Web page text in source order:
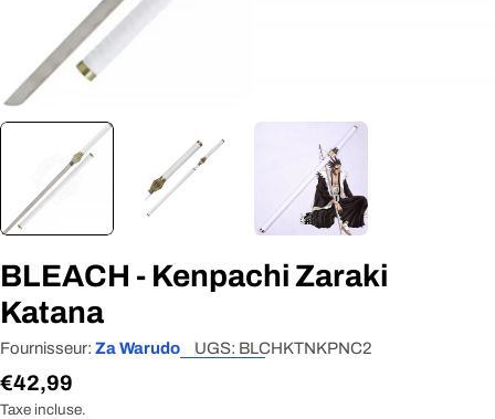
BLEACH - Kenpachi Zaraki
Katana
Fournisseur: Za Warudo UGS: BLCHKTNKPNC2
Prix
€42,99
Taxe incluse.